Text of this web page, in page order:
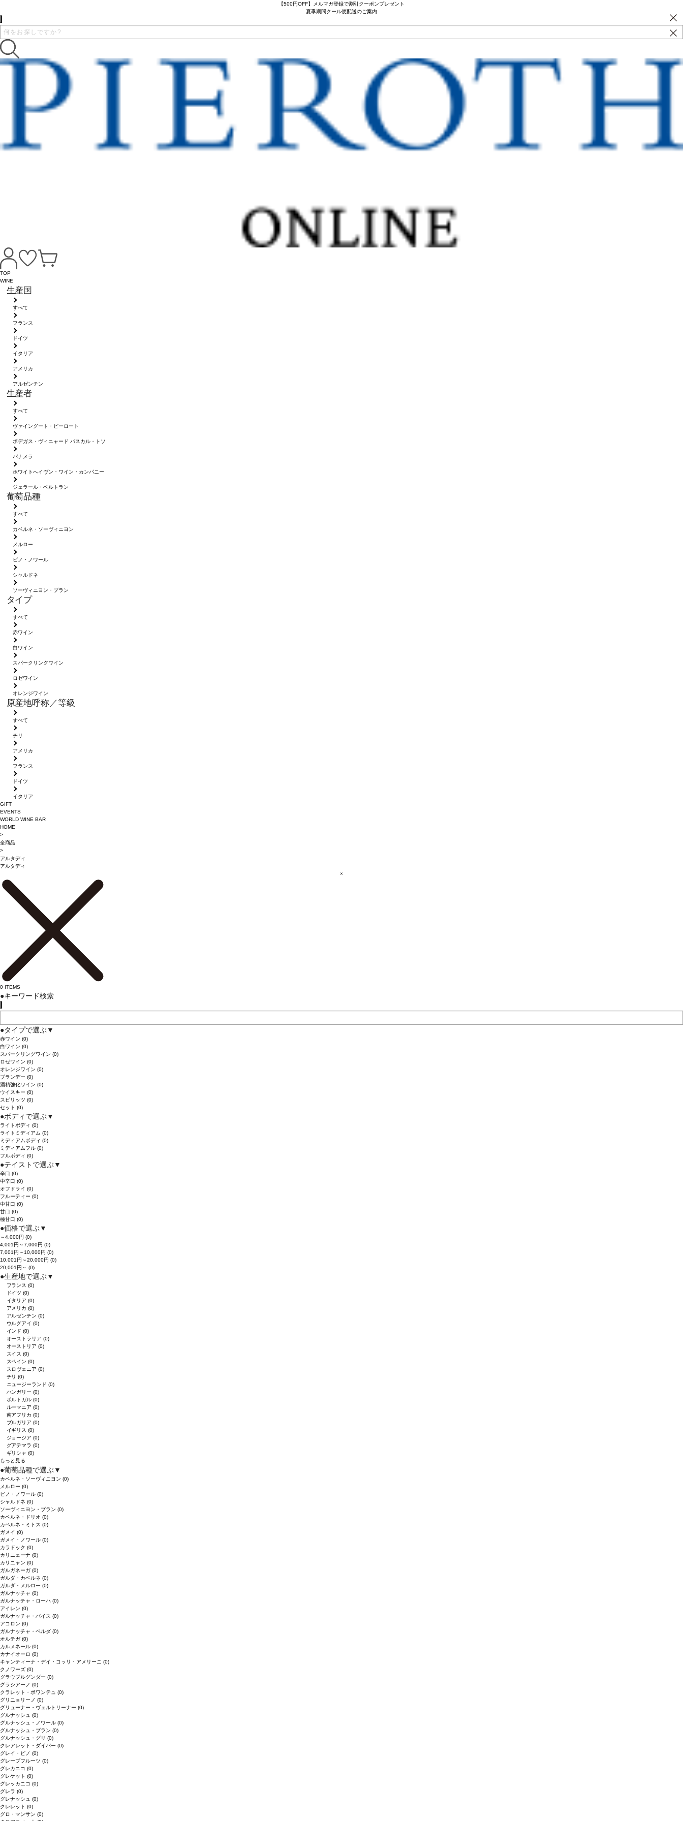
【500円OFF】メルマガ登録で割引クーポンプレゼント
夏季期間クール便配送のご案内
TOP
WINE
生産国
すべて
フランス
ドイツ
イタリア
アメリカ
アルゼンチン
生産者
すべて
ヴァイングート・ピーロート
ボデガス・ヴィニャード パスカル・トソ
パナメラ
ホワイトへイヴン・ワイン・カンパニー
ジェラール・ベルトラン
葡萄品種
すべて
カベルネ・ソーヴィニヨン
メルロー
ピノ・ノワール
シャルドネ
ソーヴィニヨン・ブラン
タイプ
すべて
赤ワイン
白ワイン
スパークリングワイン
ロゼワイン
オレンジワイン
原産地呼称／等級
すべて
チリ
アメリカ
フランス
ドイツ
イタリア
GIFT
EVENTS
WORLD WINE BAR
HOME
>
全商品
>
アルタディ
アルタディ
×
0 ITEMS
●キーワード検索
●タイプで選ぶ ▼
赤ワイン (0)
白ワイン (0)
スパークリングワイン (0)
ロゼワイン (0)
オレンジワイン (0)
ブランデー (0)
酒精強化ワイン (0)
ウイスキー (0)
スピリッツ (0)
セット (0)
●ボディで選ぶ ▼
ライトボディ (0)
ライトミディアム (0)
ミディアムボディ (0)
ミディアムフル (0)
フルボディ (0)
●テイストで選ぶ ▼
辛口 (0)
中辛口 (0)
オフドライ (0)
フルーティー (0)
中甘口 (0)
甘口 (0)
極甘口 (0)
●価格で選ぶ ▼
～4,000円 (0)
4,001円～7,000円 (0)
7,001円～10,000円 (0)
10,001円～20,000円 (0)
20,001円～ (0)
●生産地で選ぶ ▼
フランス(0)
ドイツ(0)
イタリア(0)
アメリカ(0)
アルゼンチン(0)
ウルグアイ(0)
インド(0)
オーストラリア(0)
オーストリア(0)
スイス(0)
スペイン(0)
スロヴェニア(0)
チリ(0)
ニュージーランド(0)
ハンガリー(0)
ポルトガル(0)
ルーマニア(0)
南アフリカ(0)
ブルガリア(0)
イギリス(0)
ジョージア(0)
グアテマラ(0)
ギリシャ(0)
もっと見る
●葡萄品種で選ぶ ▼
カベルネ・ソーヴィニヨン (0)
メルロー (0)
ピノ・ノワール (0)
シャルドネ (0)
ソーヴィニヨン・ブラン (0)
カベルネ・ドリオ (0)
カベルネ・ミトス (0)
ガメイ (0)
ガメイ・ノワール (0)
カラドック (0)
カリニェーナ (0)
カリニャン (0)
ガルガネーガ (0)
ガルダ・カベルネ (0)
ガルダ・メルロー (0)
ガルナッチャ (0)
ガルナッチャ・ローハ (0)
アイレン (0)
ガルナッチャ・パイス (0)
アコロン (0)
ガルナッチャ・ペルダ (0)
オルテガ (0)
カルメネール (0)
カナイオーロ (0)
キャンティーナ・デイ・コッリ・アメリーニ (0)
クノワーズ (0)
グラウブルグンダー (0)
グラシアーノ (0)
クラレット・ボワンテュ (0)
グリニョリーノ (0)
グリューナー・ヴェルトリーナー (0)
グルナッシュ (0)
グルナッシュ・ノワール (0)
グルナッシュ・ブラン (0)
グルナッシュ・グリ (0)
クレアレット・ダイバー (0)
グレイ・ピノ (0)
グレープフルーツ (0)
グレカニコ (0)
グレケット (0)
グレッカニコ (0)
グレラ (0)
グレナッシュ (0)
クレレット (0)
グロ・マンサン (0)